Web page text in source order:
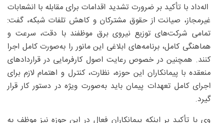
اله‌داد با تأکید بر ضرورت تشدید اقدامات برای مقابله با انشعابات
غیرمجاز، صیانت از حقوق مشترکان و کاهش تلفات شبکه، گفت:
تمامی شرکت‌های توزیع نیروی برق موظفند با دقت، سرعت و
هماهنگی کامل، برنامه‌های ابلاغی این مانور را به‌صورت کامل اجرا
کنند. همچنین در خصوص رعایت اصول کارفرمایی در قراردادهای
منعقده با پیمانکاران این حوزه، نظارت، کنترل و اهتمام لازم برای
اجرای کامل تعهدات پیمان باید به‌صورت ویژه در دستور کار قرار
گیرد.
وی با تأکید بر اینکه پیمانکاران فعال در این حوزه نیز موظف به